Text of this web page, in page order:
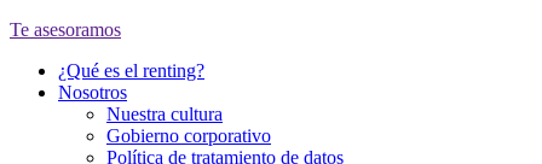
Te asesoramos
¿Qué es el renting?
Nosotros
Nuestra cultura
Gobierno corporativo
Política de tratamiento de datos